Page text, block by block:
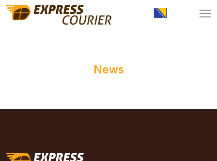
News